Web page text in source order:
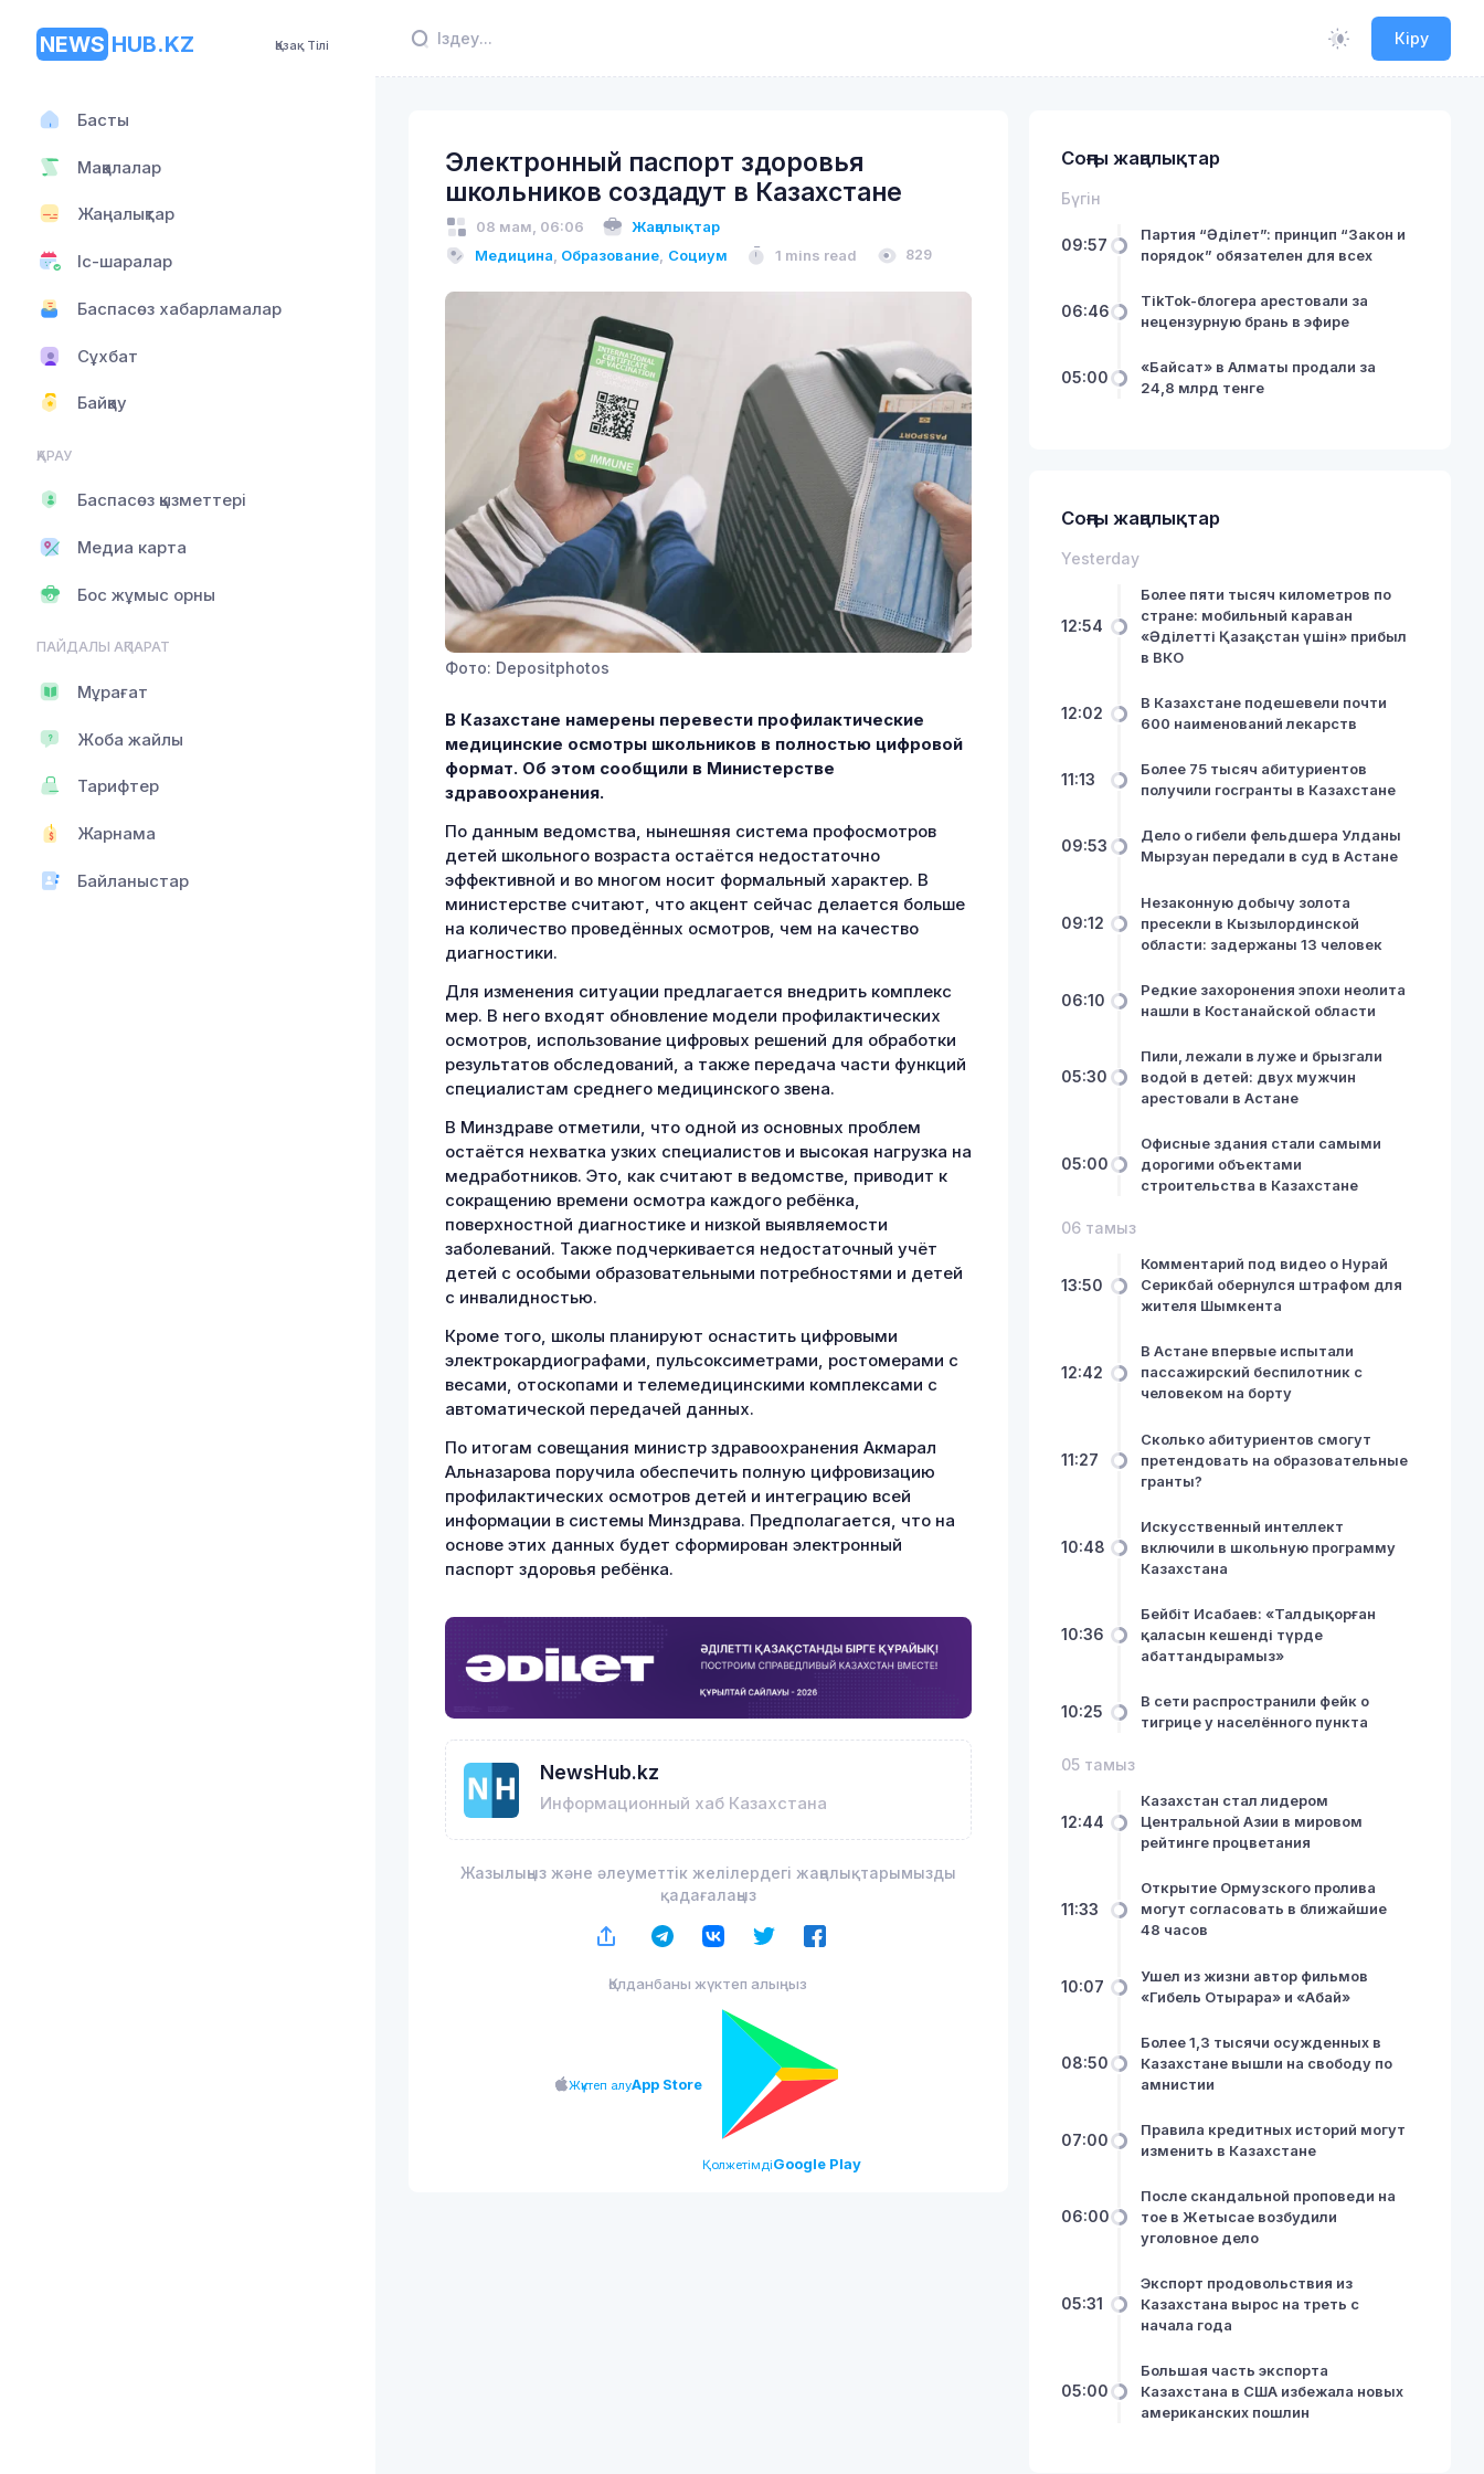
Кіру
NEWS HUB.KZ Қазақ Тілі
Басты
Мақалалар
Жаңалықтар
Іс-шаралар
Баспасөз хабарламалар
Сұхбат
Байқау
ҚАРАУ
Баспасөз қызметтері
Медиа карта
Бос жұмыс орны
ПАЙДАЛЫ АҚПАРАТ
Мұрағат
Жоба жайлы
Тарифтер
Жарнама
Байланыстар
Электронный паспорт здоровья
школьников создадут в Казахстане
08 мам, 06:06
Жаңалықтар
Медицина Образование Социум 1 mins read 829
Фото: Depositphotos
В Казахстане намерены перевести профилактические
медицинские осмотры школьников в полностью цифровой
формат. Об этом сообщили в Министерстве
здравоохранения.
По данным ведомства, нынешняя система профосмотров
детей школьного возраста остаётся недостаточно
эффективной и во многом носит формальный характер. В
министерстве считают, что акцент сейчас делается больше
на количество проведённых осмотров, чем на качество
диагностики.
Для изменения ситуации предлагается внедрить комплекс
мер. В него входят обновление модели профилактических
осмотров, использование цифровых решений для обработки
результатов обследований, а также передача части функций
специалистам среднего медицинского звена.
В Минздраве отметили, что одной из основных проблем
остаётся нехватка узких специалистов и высокая нагрузка на
медработников. Это, как считают в ведомстве, приводит к
сокращению времени осмотра каждого ребёнка,
поверхностной диагностике и низкой выявляемости
заболеваний. Также подчеркивается недостаточный учёт
детей с особыми образовательными потребностями и детей
с инвалидностью.
Кроме того, школы планируют оснастить цифровыми
электрокардиографами, пульсоксиметрами, ростомерами с
весами, отоскопами и телемедицинскими комплексами с
автоматической передачей данных.
По итогам совещания министр здравоохранения Акмарал
Альназарова поручила обеспечить полную цифровизацию
профилактических осмотров детей и интеграцию всей
информации в системы Минздрава. Предполагается, что на
основе этих данных будет сформирован электронный
паспорт здоровья ребёнка.
NewsHub.kz
Информационный хаб Казахстана
Жазылыңыз және әлеуметтік желілердегі жаңалықтарымызды
қадағалаңыз
Қолданбаны жүктеп алыңыз
Жүктеп алуApp Store
ҚолжетімдіGoogle Play
Соңғы жаңалықтар
Бүгін
09:57
Партия “Әділет”: принцип “Закон и
порядок” обязателен для всех
06:46
TikTok-блогера арестовали за
нецензурную брань в эфире
05:00
«Байсат» в Алматы продали за
24,8 млрд тенге
Соңғы жаңалықтар
Yesterday
12:54
Более пяти тысяч километров по
стране: мобильный караван
«Әділетті Қазақстан үшін» прибыл
в ВКО
12:02
В Казахстане подешевели почти
600 наименований лекарств
11:13
Более 75 тысяч абитуриентов
получили госгранты в Казахстане
09:53
Дело о гибели фельдшера Улданы
Мырзуан передали в суд в Астане
09:12
Незаконную добычу золота
пресекли в Кызылординской
области: задержаны 13 человек
06:10
Редкие захоронения эпохи неолита
нашли в Костанайской области
05:30
Пили, лежали в луже и брызгали
водой в детей: двух мужчин
арестовали в Астане
05:00
Офисные здания стали самыми
дорогими объектами
строительства в Казахстане
06 тамыз
13:50
Комментарий под видео о Нурай
Серикбай обернулся штрафом для
жителя Шымкента
12:42
В Астане впервые испытали
пассажирский беспилотник с
человеком на борту
11:27
Сколько абитуриентов смогут
претендовать на образовательные
гранты?
10:48
Искусственный интеллект
включили в школьную программу
Казахстана
10:36
Бейбіт Исабаев: «Талдықорған
қаласын кешенді түрде
абаттандырамыз»
10:25
В сети распространили фейк о
тигрице у населённого пункта
05 тамыз
12:44
Казахстан стал лидером
Центральной Азии в мировом
рейтинге процветания
11:33
Открытие Ормузского пролива
могут согласовать в ближайшие
48 часов
10:07
Ушел из жизни автор фильмов
«Гибель Отырара» и «Абай»
08:50
Более 1,3 тысячи осужденных в
Казахстане вышли на свободу по
амнистии
07:00
Правила кредитных историй могут
изменить в Казахстане
06:00
После скандальной проповеди на
тое в Жетысае возбудили
уголовное дело
05:31
Экспорт продовольствия из
Казахстана вырос на треть с
начала года
05:00
Большая часть экспорта
Казахстана в США избежала новых
американских пошлин